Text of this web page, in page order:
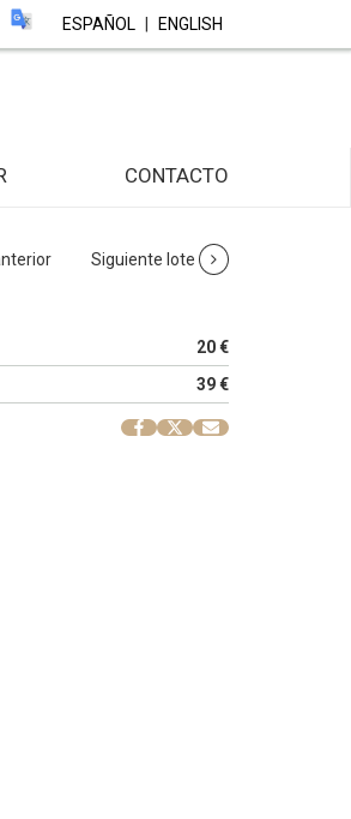
ESPAÑOL ENGLISH
CONTACTO
Siguiente lote
20 €
39 €